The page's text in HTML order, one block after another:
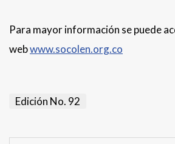
Para mayor información se puede
webwww.socolen.org.co
Edición No. 92